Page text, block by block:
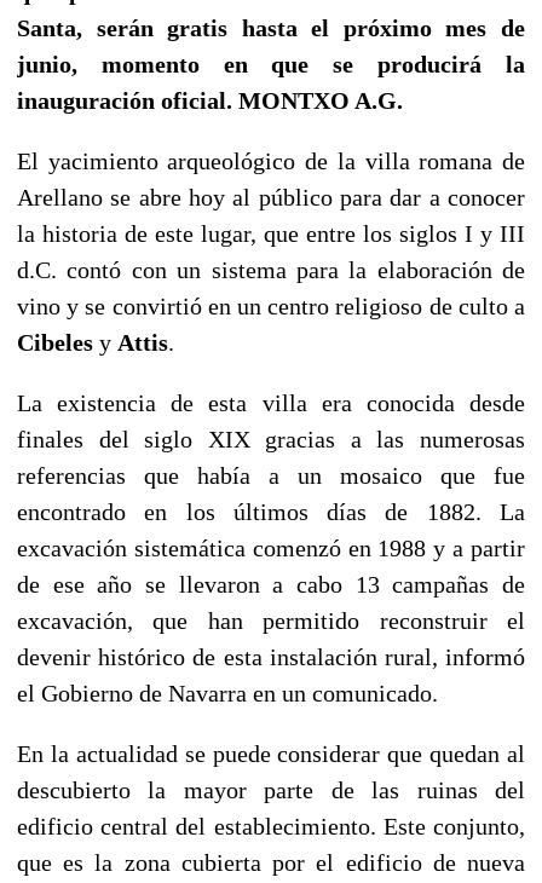
Santa, serán gratis hasta el próximo mes de
junio, momento en que se producirá la
inauguración oficial. MONTXO A.G.
El yacimiento arqueológico de la villa romana de
Arellano se abre hoy al público para dar a conocer
la historia de este lugar, que entre los siglos I y III
d.C. contó con un sistema para la elaboración de
vino y se convirtió en un centro religioso de culto a
Cibeles y Attis.
La existencia de esta villa era conocida desde
finales del siglo XIX gracias a las numerosas
referencias que había a un mosaico que fue
encontrado en los últimos días de 1882. La
excavación sistemática comenzó en 1988 y a partir
de ese año se llevaron a cabo 13 campañas de
excavación, que han permitido reconstruir el
devenir histórico de esta instalación rural, informó
el Gobierno de Navarra en un comunicado.
En la actualidad se puede considerar que quedan al
descubierto la mayor parte de las ruinas del
edificio central del establecimiento. Este conjunto,
que es la zona cubierta por el edificio de nueva